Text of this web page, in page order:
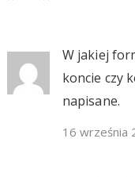
W jakiej
koncie czy
napisane.
16 września